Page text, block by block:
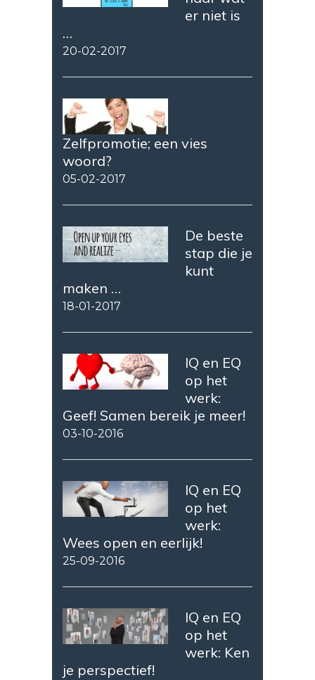
er niet is
…
20-02-2017
Zelfpromotie; een vies
woord?
05-02-2017
De beste
stap die je
kunt
maken …
18-01-2017
IQ en EQ
op het
werk:
Geef! Samen bereik je meer!
03-10-2016
IQ en EQ
op het
werk:
Wees open en eerlijk!
25-09-2016
IQ en EQ
op het
werk: Ken
je perspectief!